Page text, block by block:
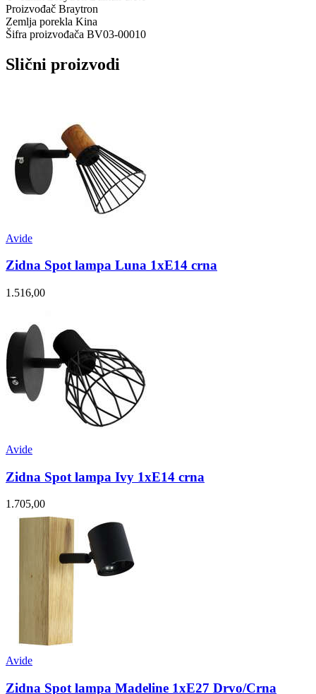
Proizvođač Braytron
Zemlja porekla Kina
Šifra proizvođača BV03-00010
Slični proizvodi
Avide
Zidna Spot lampa Luna 1xE14 crna
1.516,00
Avide
Zidna Spot lampa Ivy 1xE14 crna
1.705,00
Avide
Zidna Spot lampa Madeline 1xE27 Drvo/Crna